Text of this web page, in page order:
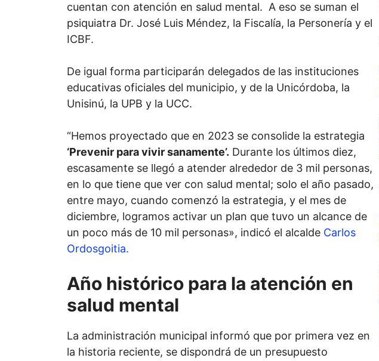
cuentan con atención en salud mental. A eso se suman el
psiquiatra Dr. José Luis Méndez, la Fiscalía, la Personería y el
ICBF.
De igual forma participarán delegados de las instituciones
educativas oficiales del municipio, y de la Unicórdoba, la
Unisinú, la UPB y la UCC.
“Hemos proyectado que en 2023 se consolide la estrategia
‘Prevenir para vivir sanamente’. Durante los últimos diez,
escasamente se llegó a atender alrededor de 3 mil personas,
en lo que tiene que ver con salud mental; solo el año pasado,
entre mayo, cuando comenzó la estrategia, y el mes de
diciembre, logramos activar un plan que tuvo un alcance de
un poco más de 10 mil personas», indicó el alcalde Carlos
Ordosgoitia.
Año histórico para la atención en
salud mental
La administración municipal informó que por primera vez en
la historia reciente, se dispondrá de un presupuesto